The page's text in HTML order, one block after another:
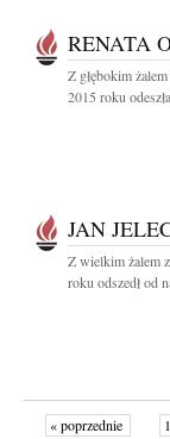
RENATA
Z głębokim
2015 roku
JAN
Z wielkim żalem
roku odszedł od
« poprzednie 1